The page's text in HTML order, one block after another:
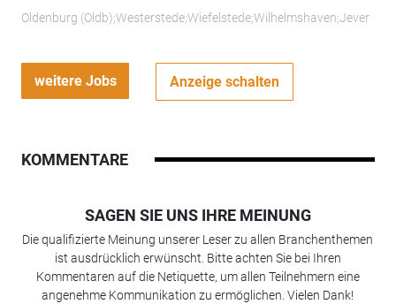
Oldenburg (Oldb);Westerstede;Wiefelstede;Wilhelmshaven;Jever
weitere Jobs Anzeige schalten
KOMMENTARE
SAGEN SIE UNS IHRE MEINUNG
Die qualifizierte Meinung unserer Leser zu allen Branchenthemen
ist ausdrücklich erwünscht. Bitte achten Sie bei Ihren
Kommentaren auf die Netiquette, um allen Teilnehmern eine
angenehme Kommunikation zu ermöglichen. Vielen Dank!